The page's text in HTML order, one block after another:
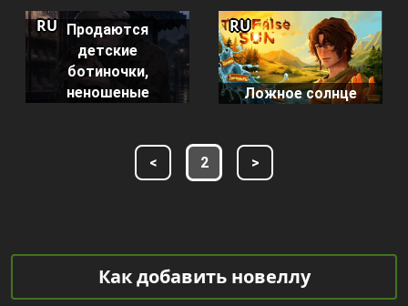
Продаются
детские
ботиночки,
неношеные
RU
Ложное солнце
RU
< 2 >
Как добавить новеллу